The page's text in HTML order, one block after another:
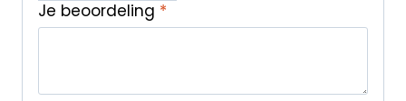
Je beoordeling *